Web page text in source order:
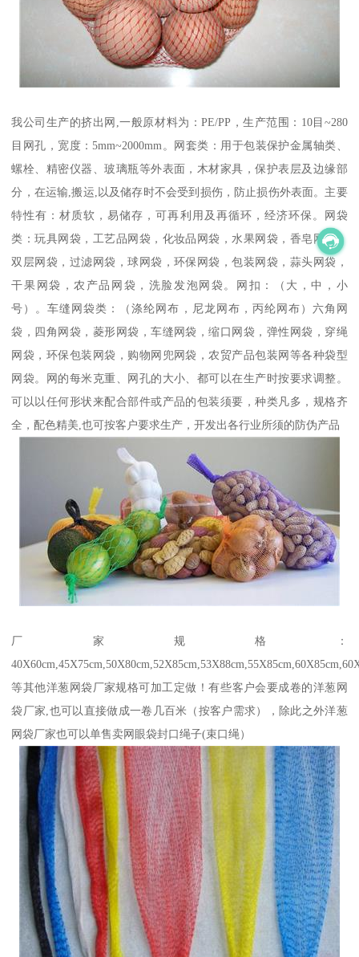
我公司生产的挤出网,一般原材料为：PE/PP，生产范围：10目~280
目网孔，宽度：5mm~2000mm。网套类：用于包装保护金属轴类、
螺栓、精密仪器、玻璃瓶等外表面，木材家具，保护表层及边缘部
分，在运输,搬运,以及储存时不会受到损伤，防止损伤外表面。主要
特性有：材质软，易储存，可再利用及再循环，经济环保。网袋
类：玩具网袋，工艺品网袋，化妆品网袋，水果网袋，香皂网袋，
双层网袋，过滤网袋，球网袋，环保网袋，包装网袋，蒜头网袋，
干果网袋，农产品网袋，洗脸发泡网袋。网扣：（大，中，小
号）。车缝网袋类：（涤纶网布，尼龙网布，丙纶网布）六角网
袋，四角网袋，菱形网袋，车缝网袋，缩口网袋，弹性网袋，穿绳
网袋，环保包装网袋，购物网兜网袋，农贸产品包装网等各种袋型
网袋。网的每米克重、网孔的大小、都可以在生产时按要求调整。
可以以任何形状来配合部件或产品的包装须要，种类凡多，规格齐
全，配色精美,也可按客户要求生产，开发出各行业所须的防伪产品
厂家规格：
等其他洋葱网袋厂家规格可加工定做！有‪些客户会要成卷的洋葱网
袋厂家,也可以直接做成一卷几百米（按客户需求），除此之外洋葱
网袋厂家也可以单售卖网眼袋封口绳子(束口绳）